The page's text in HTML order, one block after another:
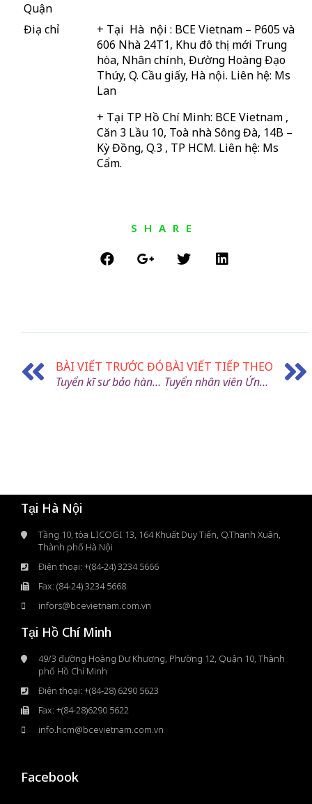
Quận
Điạ chỉ
+ Tại Hà nội : BCE Vietnam – P605 và
606 Nhà 24T1, Khu đô thị mới Trung
hòa, Nhân chính, Đường Hoàng Đạo
Thúy, Q. Cầu giấy, Hà nội. Liên hệ: Ms
Lan
+ Tại TP Hồ Chí Minh: BCE Vietnam ,
Căn 3 Lầu 10, Toà nhà Sông Đà, 14B –
Kỳ Đồng, Q.3 , TP HCM. Liên hệ: Ms
Cẩm.
SHARE
BÀI VIẾT TRƯỚC ĐÓ
Tuyển kĩ sư bảo hành – bảo trì
BÀI VIẾT TIẾP THEO
Tuyển nhân viên Ứng Dụng
Tại Hà Nội
Tầng 10, tòa LICOGI 13, 164 Khuất Duy Tiến, Q.Thanh Xuân,
Thành phố Hà Nội
Điện thoại: +(84-24) 3234 5666
Fax: (84-24) 3234 5668
infors@bcevietnam.com.vn
Tại Hồ Chí Minh
49/3 đường Hoàng Dư Khương, Phường 12, Quận 10, Thành
phố Hồ Chí Minh
Điện thoại: +(84-28) 6290 5623
Fax: +(84-28)6290 5622
info.hcm@bcevietnam.com.vn
Facebook